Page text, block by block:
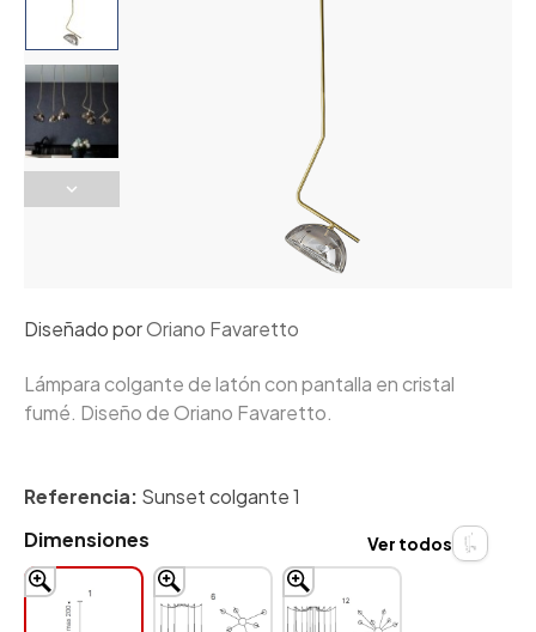
Diseñado porOriano Favaretto
Lámpara colgante de latón con pantalla en cristal
fumé. Diseño de Oriano Favaretto.
Referencia: Sunset colgante 1
Dimensiones
Ver todos